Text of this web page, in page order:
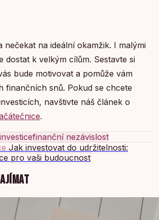
nečekat na ideální okamžik. I malými
dostat k velkým cílům. Sestavte si
bude motivovat a pomůže vám
finančních snů. Pokud se chcete
navštivte náš článek o
.
investicefinanční nezávislost
Jak investovat do udržitelnosti:
pro vaši budoucnost